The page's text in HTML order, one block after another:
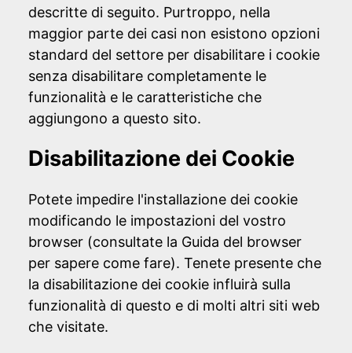
descritte di seguito. Purtroppo, nella
maggior parte dei casi non esistono opzioni
standard del settore per disabilitare i cookie
senza disabilitare completamente le
funzionalità e le caratteristiche che
aggiungono a questo sito.
Disabilitazione dei Cookie
Potete impedire l'installazione dei cookie
modificando le impostazioni del vostro
browser (consultate la Guida del browser
per sapere come fare). Tenete presente che
la disabilitazione dei cookie influirà sulla
funzionalità di questo e di molti altri siti web
che visitate.